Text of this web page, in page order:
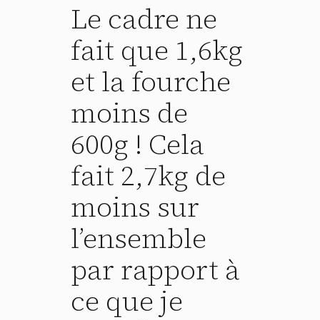
Le cadre ne
fait que 1,6kg
et la fourche
moins de
600g ! Cela
fait 2,7kg de
moins sur
l’ensemble
par rapport à
ce que je